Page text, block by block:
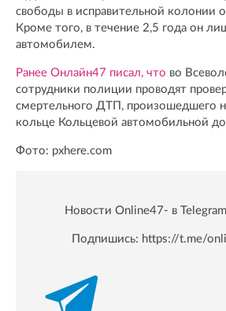
свободы в исправительной колонии
Кроме того, в течение 2,5 года он
автомобилем.
Ранее Онлайн47 писал, что во
сотрудники полиции проводят
смертельного ДТП, произошедшего
кольце Кольцевой автомобильной
Фото: pxhere.com
Новости Online47- в
Подпишись: https://t.me/